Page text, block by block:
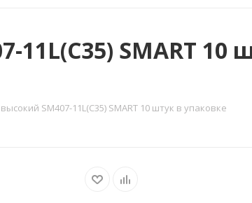
SMART 10
SM407-11L(C35) SMART 10 штук в упаковке